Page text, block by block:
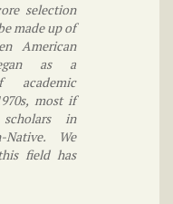
selection
made up of
American
as a
academic
most if
in
Native. We
field has